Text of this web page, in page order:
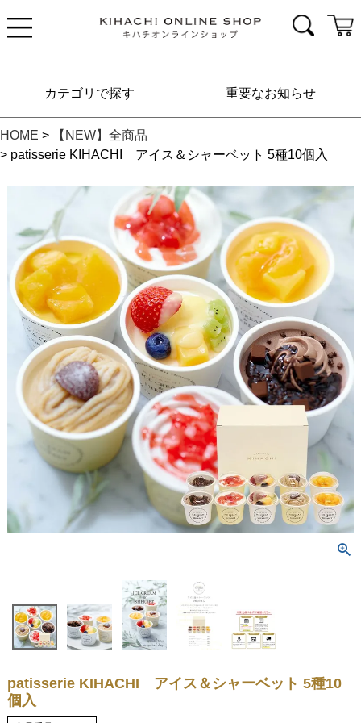
カテゴリで探す 重要なお知らせ
HOME
【NEW】全商品
patisserie KIHACHI アイス＆シャーベット 5種10個入
patisserie KIHACHI アイス＆シャーベット 5種10
個入